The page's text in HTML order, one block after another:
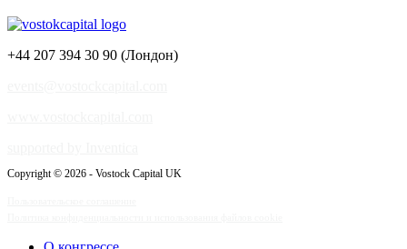
+44 207 394 30 90 (Лондон)
Copyright © 2026 - Vostock Capital UK